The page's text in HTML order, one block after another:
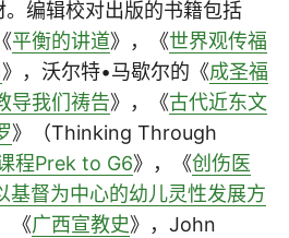
编辑校对出版的书籍包括
平衡的讲道》，《世界观传福
》，沃尔特•马歇尔的《成圣福
导我们祷告》，《古代近东文
》（Thinking Through
程Prek to G6》，《创伤医
基督为中心的幼儿灵性发展方
《广西宣教史》，John